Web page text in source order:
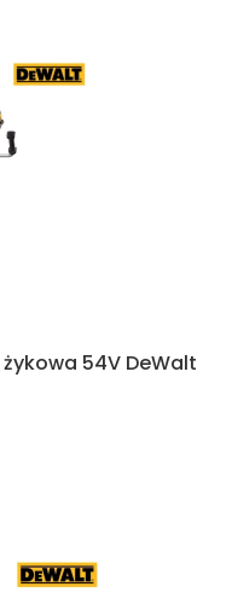
54V DeWalt